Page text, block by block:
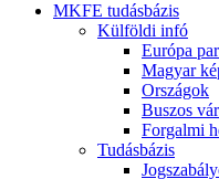
MKFE tudásbázis
Külföldi infó
Európa
Magyar
Országok
Buszos
Forgalmi
Tudásbázis